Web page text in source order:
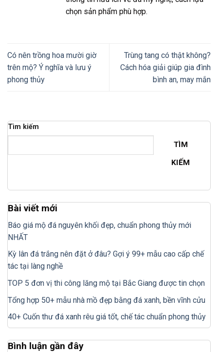
chọn sản phẩm phù hợp.
Có nên trồng hoa mười giờ
trên mộ? Ý nghĩa và lưu ý
phong thủy
Trùng tang có thật không?
Cách hóa giải giúp gia đình
bình an, may mắn
Tìm kiếm
TÌM
KIẾM
Bài viết mới
Báo giá mộ đá nguyên khối đẹp, chuẩn phong thủy mới
NHẤT
Kỳ lân đá trắng nên đặt ở đâu? Gợi ý 99+ mẫu cao cấp chế
tác tại làng nghề
TOP 5 đơn vị thi công lăng mộ tại Bắc Giang được tin chọn
Tổng hợp 50+ mẫu nhà mồ đẹp bằng đá xanh, bền vĩnh cửu
40+ Cuốn thư đá xanh rêu giá tốt, chế tác chuẩn phong thủy
Bình luận gần đây